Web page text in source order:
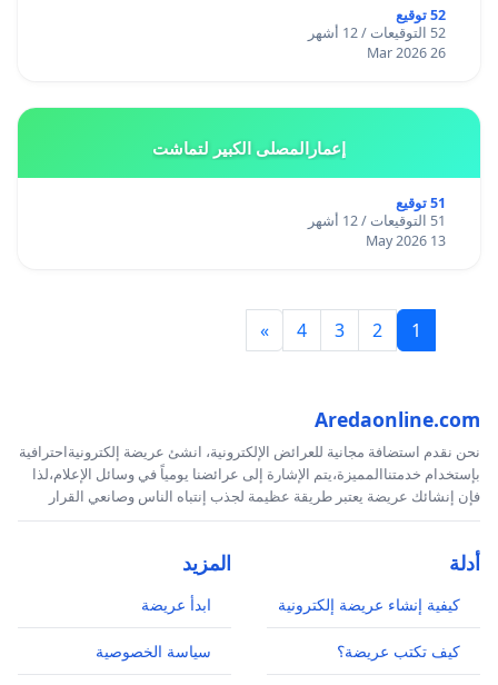
52 توقيع
52 التوقيعات / 12 أشهر
26 Mar 2026
إعمارالمصلى الكبير لتماشت
51 توقيع
51 التوقيعات / 12 أشهر
13 May 2026
1
2
3
4
»
Aredaonline.com
نحن نقدم استضافة مجانية للعرائض الإلكترونية، انشئ عريضة إلكترونيةاحترافية
بإستخدام خدمتناالمميزة،يتم الإشارة إلى عرائضنا يومياً في وسائل الإعلام،لذا
فإن إنشائك عريضة يعتبر طريقة عظيمة لجذب إنتباه الناس وصانعي القرار
أدلة
كيفية إنشاء عريضة إلكترونية
كيف تكتب عريضة؟
المزيد
ابدأ عريضة
سياسة الخصوصية